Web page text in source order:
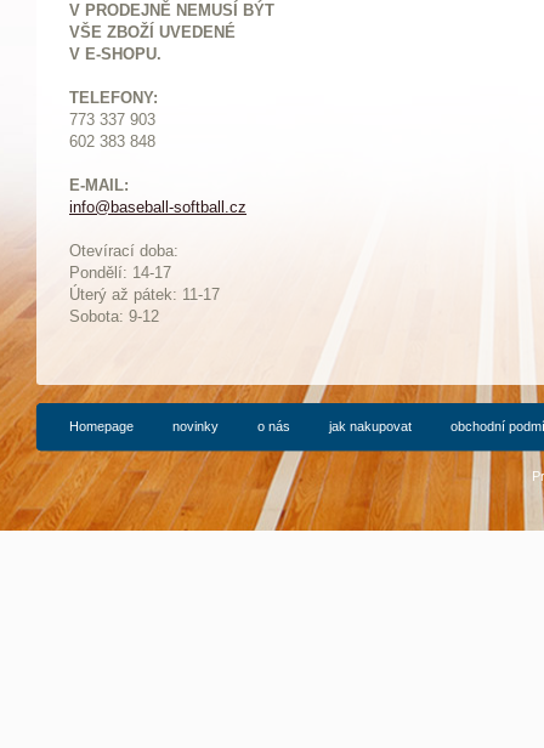
V PRODEJNĚ NEMUSÍ BÝT
VŠE ZBOŽÍ UVEDENÉ
V E-SHOPU.
TELEFONY:
773 337 903
602 383 848
E-MAIL:
info@baseball-softball.cz
Otevírací doba:
Pondělí: 14-17
Úterý až pátek: 11-17
Sobota: 9-12
Homepage novinky o nás jak nakupovat obchodní